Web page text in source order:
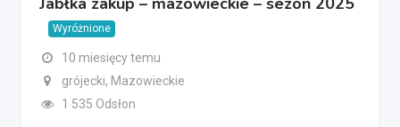
Wyróżnione
10 miesięcy temu
grójecki, Mazowieckie
1 535 Odsłon